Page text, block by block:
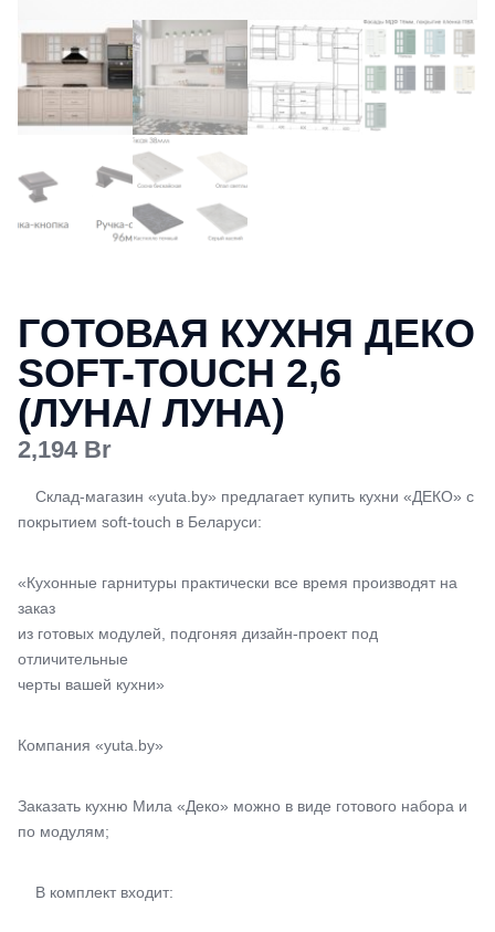
ГОТОВАЯ КУХНЯ ДЕКО
SOFT-TOUCH 2,6
(ЛУНА/ ЛУНА)
2,194 Br
Склад-магазин «yuta.by» предлагает купить кухни «ДЕКО» с
покрытием soft-touch в Беларуси:
«Кухонные гарнитуры практически все время производят на
заказ
из готовых модулей, подгоняя дизайн-проект под
отличительные
черты вашей кухни»
Компания «yuta.by»
Заказать кухню Мила «Деко» можно в виде готового набора и
по модулям;
В комплект входит: